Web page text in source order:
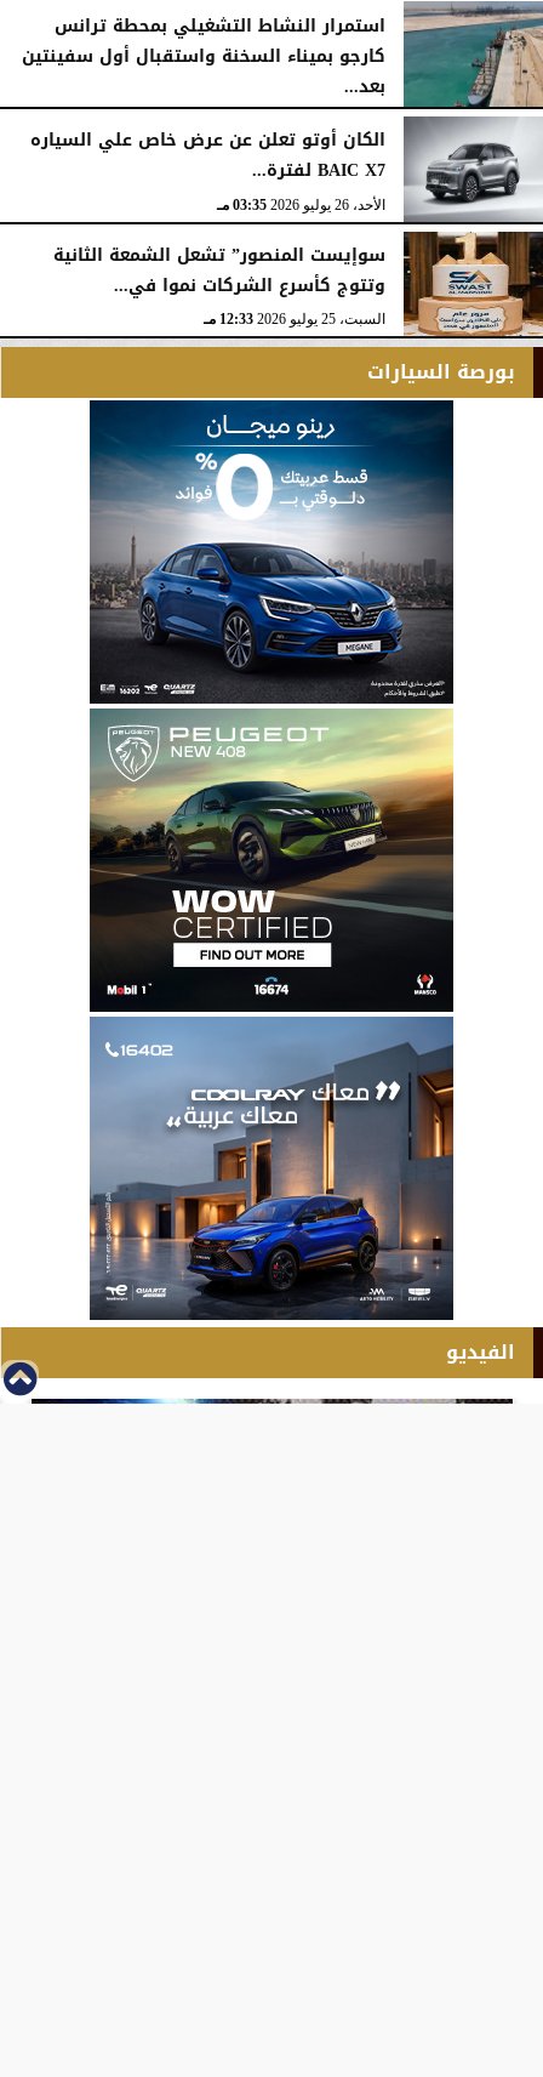
استمرار النشاط التشغيلي بمحطة ترانس
كارجو بميناء السخنة واستقبال أول سفينتين
بعد...
الأحد، 26 يوليو 2026 05:52 مـ
الكان أوتو تعلن عن عرض خاص علي السياره
BAIC X7 لفترة...
الأحد، 26 يوليو 2026 03:35 مـ
سوإيست المنصور” تشعل الشمعة الثانية
وتتوج كأسرع الشركات نموا في...
السبت، 25 يوليو 2026 12:33 مـ
بورصة السيارات
الفيديو